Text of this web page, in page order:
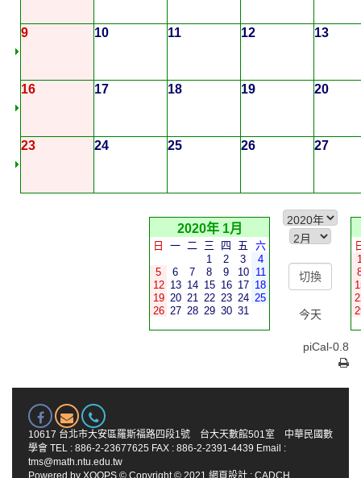
9 10 11 12 13
16 17 18 19 20
23 24 25 26 27
2020年 1月
日 一 二 三 四 五
六
1
2 3
4
5
6 7 8 9 10
11
12 13 14 15 16 17 18
19 20 21 22 23 24 25
26 27 28 29 30 31 今天
piCal-0.8
10617 台北市大安區羅斯福路四段1號 台大天數館501室 中華民國數
學會 TEL : 886-2-23677625 FAX : 886-2-2391-4439 Email :
tms@math.ntu.edu.tw
Powered by XOOPS © Copyright © 2021 網頁設計 : CADCH